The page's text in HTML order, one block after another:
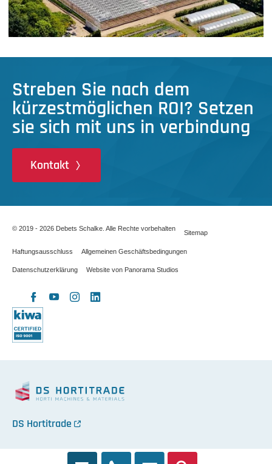
Streben Sie nach dem
kürzestmöglichen ROI? Setzen
sie sich mit uns in verbindung
Kontakt
© 2019 - 2026 Debets Schalke. Alle Rechte vorbehalten
Sitemap
Haftungsausschluss Allgemeinen Geschäftsbedingungen
Datenschutzerklärung Website von Panorama Studios
Facebook
YouTubeInstagramLinkedIn
DS Hortitrade